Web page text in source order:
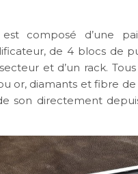
est composé d’une
de 4 blocs de
et d’un rack.
or, diamants et fibre
son directement